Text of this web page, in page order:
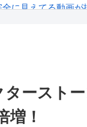
に見えてる動画
都動乱 第33話の感
ースト
増！